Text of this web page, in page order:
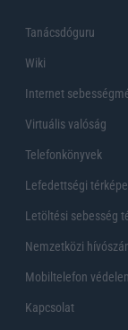
Tanácsdóguru
Wiki
Internet
Virtuális valóság
Telefonkönyvek
Lefedettségi
Letöltési sebesség
Nemzetközi
Mobiltelefon
Kapcsolat